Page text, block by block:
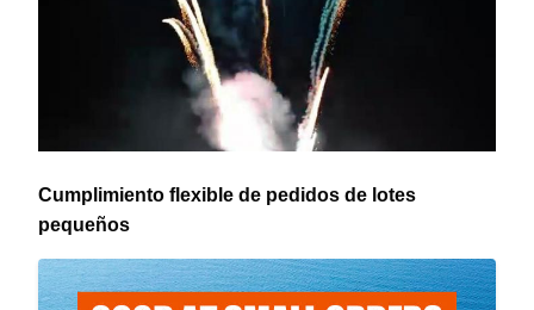
Cumplimiento flexible de pedidos de lotes
pequeños